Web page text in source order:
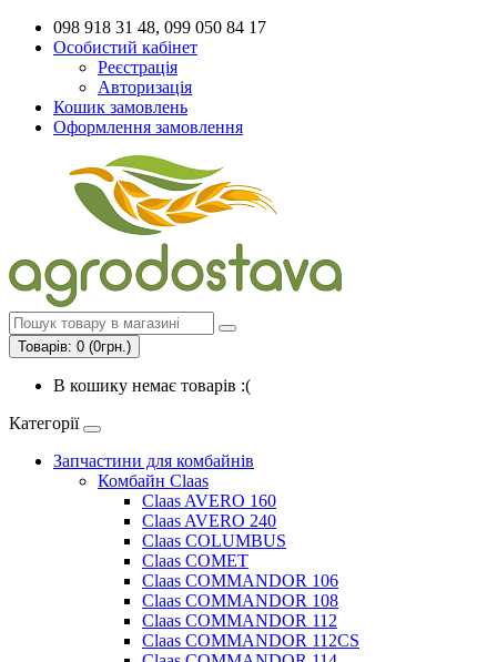
098 918 31 48, 099 050 84 17
Особистий кабінет
Реєстрація
Авторизація
Кошик замовлень
Оформлення замовлення
Товарів: 0 (0грн.)
В кошику немає товарів :(
Категорії
Запчастини для комбайнів
Комбайн Claas
Claas AVERO 160
Claas AVERO 240
Claas COLUMBUS
Claas COMET
Claas COMMANDOR 106
Claas COMMANDOR 108
Claas COMMANDOR 112
Claas COMMANDOR 112CS